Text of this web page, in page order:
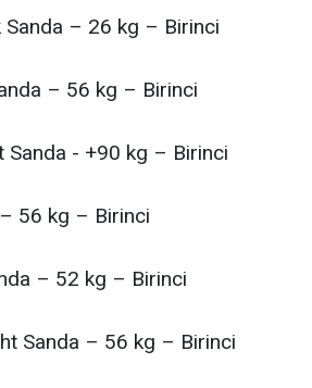
Sanda – 26 kg – Birinci
– 56 kg – Birinci
Sanda - +90 kg – Birinci
56 kg – Birinci
– 52 kg – Birinci
Sanda – 56 kg – Birinci